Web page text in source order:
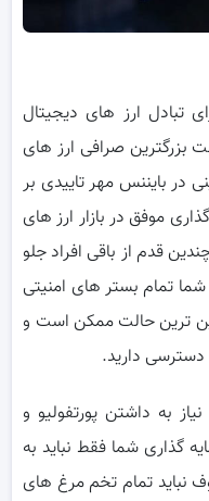
تبادل ارز های دیجیتال
بزرگترین صرافی ارز های
در بایننس مهر تاییدی بر
موفق در بازار ارز های
قدم از باقی افراد جلو
تمام بستر های امنیتی
ترین حالت ممکن است و
دسترسی دارید.
به داشتن پورتفولیو و
گذاری شما فقط نباید به
نباید تمام تخم مرغ های